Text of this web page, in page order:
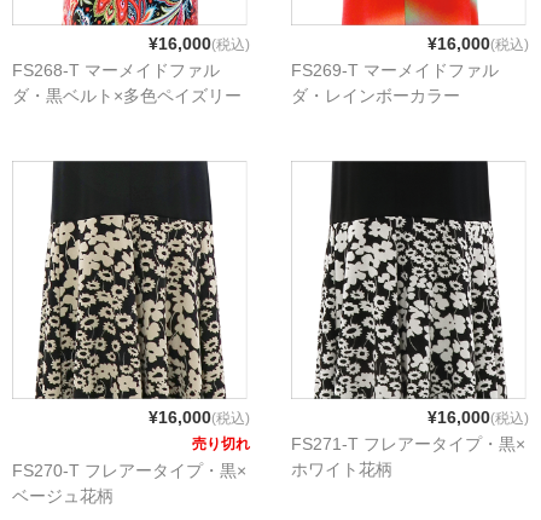
¥16,000(税込)
FS268-T マーメイドファル
ダ・黒ベルト×多色ペイズリー
¥16,000(税込)
FS269-T マーメイドファル
ダ・レインボーカラー
¥16,000(税込)
売り切れ
FS270-T フレアータイプ・黒×
ベージュ花柄
¥16,000(税込)
FS271-T フレアータイプ・黒×
ホワイト花柄